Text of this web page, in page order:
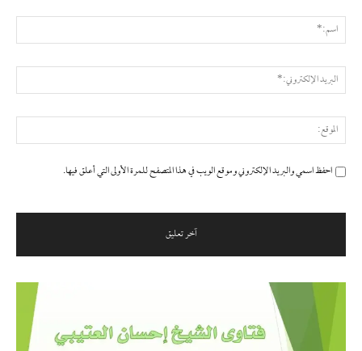
التعليق:
احفظ اسمي والبريد الإلكتروني وموقع الويب في هذا المتصفح للمرة الأولى التي أعلق فيها.